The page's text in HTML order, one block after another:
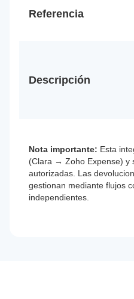
Referencia
Descripción
Nota importante: Esta
(Clara → Zoho Expense) y
autorizadas. Las
gestionan mediante flujos
independientes.